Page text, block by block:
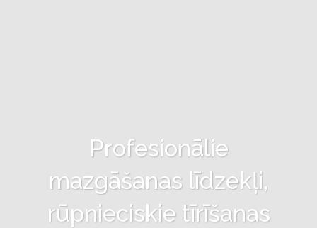
Profesionālie
mazgāšanas līdzekļi,
rūpnieciskie tīrīšanas